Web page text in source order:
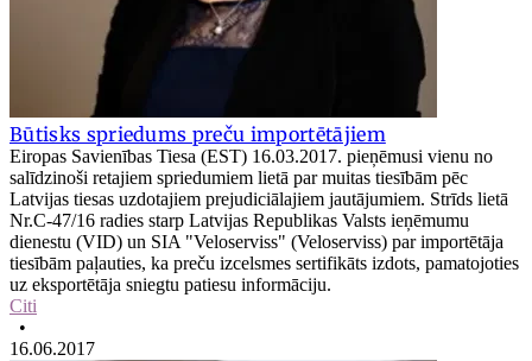
Būtisks spriedums preču importētājiem
Eiropas Savienības Tiesa (EST) 16.03.2017. pieņēmusi vienu no
salīdzinoši retajiem spriedumiem lietā par muitas tiesībām pēc
Latvijas tiesas uzdotajiem prejudiciālajiem jautājumiem. Strīds lietā
Nr.C‑47/16 radies starp Latvijas Republikas Valsts ieņēmumu
dienestu (VID) un SIA "Veloserviss" (Veloserviss) par importētāja
tiesībām paļauties, ka preču izcelsmes sertifikāts izdots, pamatojoties
uz eksportētāja sniegtu patiesu informāciju.
Citi
•
16.06.2017